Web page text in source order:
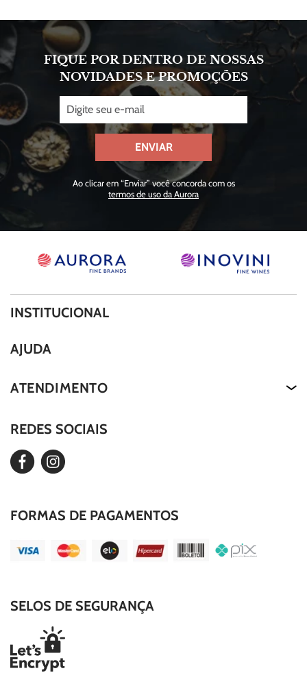
FIQUE POR DENTRO DE NOSSAS
NOVIDADES E PROMOÇÕES
ENVIAR
Ao clicar em “Enviar” você concorda com os
termos de uso da Aurora
INSTITUCIONAL
Quem Somos
Nossa História
AJUDA
Termos de Uso
Editar Cookies
Duvidas Frequentes
ATENDIMENTO
REDES SOCIAIS
FORMAS DE PAGAMENTOS
SELOS DE SEGURANÇA